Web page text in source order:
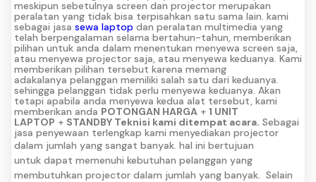
meskipun sebetulnya screen dan projector merupakan
peralatan yang tidak bisa terpisahkan satu sama lain. kami
sebagai jasa sewa laptop dan peralatan multimedia yang
telah berpengalaman selama bertahun-tahun, memberikan
pilihan untuk anda dalam menentukan menyewa screen saja,
atau menyewa projector saja, atau menyewa keduanya. Kami
memberikan pilihan tersebut karena memang
adakalanya pelanggan memiliki salah satu dari keduanya.
sehingga pelanggan tidak perlu menyewa keduanya. Akan
tetapi apabila anda menyewa kedua alat tersebut, kami
memberikan anda POTONGAN HARGA + 1 UNIT
LAPTOP + STANDBY Teknisi kami ditempat acara. Sebagai
jasa penyewaan terlengkap kami menyediakan projector
dalam jumlah yang sangat banyak. hal ini bertujuan
untuk dapat memenuhi kebutuhan pelanggan yang
membutuhkan projector dalam jumlah yang banyak.
Selain